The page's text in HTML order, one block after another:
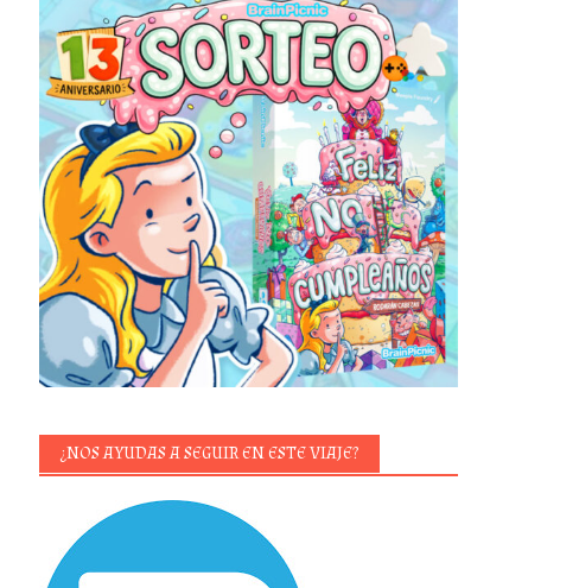
¿NOS AYUDAS A SEGUIR EN ESTE VIAJE?